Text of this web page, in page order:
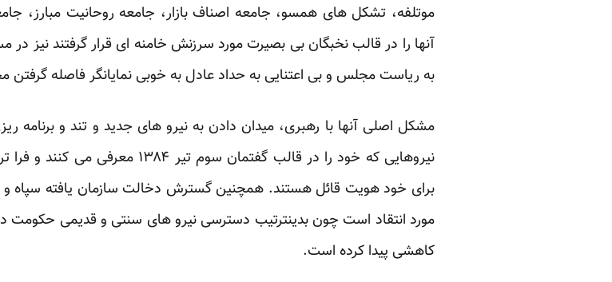
موتلفه، تشکل های همسو، جامعه اصناف بازار، جامعه روحانیت مبارز،
آنها را در قالب نخبگان بی بصیرت مورد سرزنش خامنه ای قرار گرفتند نیز در
به ریاست مجلس و بی اعتنایی به حداد عادل به خوبی نمایانگر فاصله
مشکل اصلی آنها با رهبری، میدان دادن به نیرو های جدید و تند و
نیروهایی که خود را در قالب
برای خود هویت قائل هستند. همچنین گسترش دخالت سازمان یافته سپاه
مورد انتقاد است چون بدینترتیب دسترسی نیرو های سنتی و قدیمی حکومت
کاهشی پیدا کرده است.